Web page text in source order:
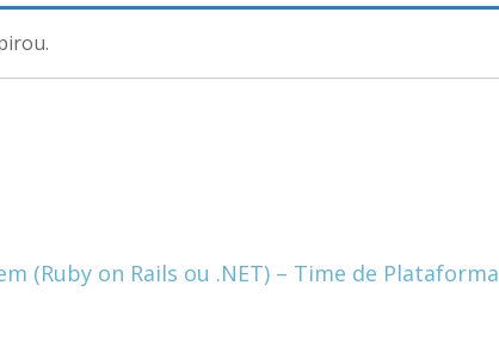
(Ruby on Rails ou .NET) – Time de